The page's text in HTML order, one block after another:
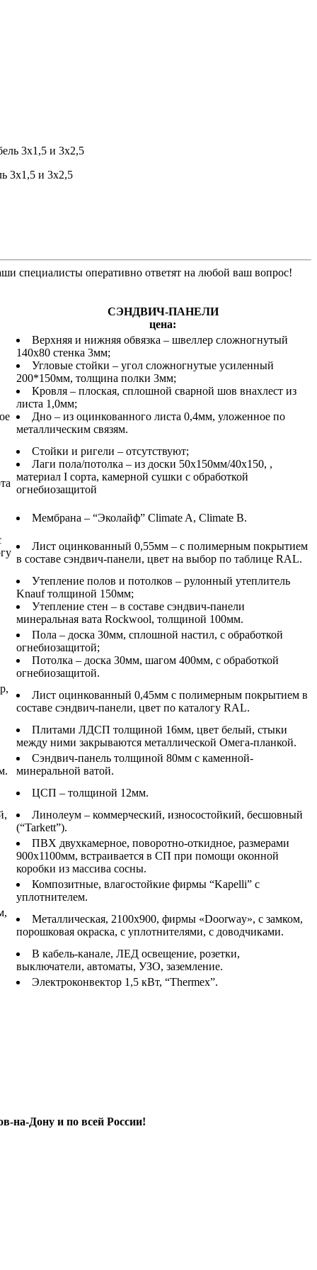
3х1,5 и 3х2,5
специалисты оперативно ответят на любой ваш вопрос!
СЭНДВИЧ-ПАНЕЛИ
цена:
Верхняя и нижняя обвязка – швеллер сложногнутый
140х80 стенка 3мм;
Угловые стойки – угол сложногнутые усиленный
200*150мм, толщина полки 3мм;
Кровля – плоская, сплошной сварной шов внахлест из
листа 1,0мм;
Дно – из оцинкованного листа 0,4мм, уложенное по
металлическим связям.
Стойки и ригели – отсутствуют;
Лаги пола/потолка – из доски 50х150мм/40х150, ,
материал I сорта, камерной сушки с обработкой
огнебиозащитой
Мембрана – “Эколайф” Climate A, Climate B.
Лист оцинкованный 0,55мм – с полимерным покрытием
в составе сэндвич-панели, цвет на выбор по таблице RAL.
Утепление полов и потолков – рулонный утеплитель
Knauf толщиной 150мм;
Утепление стен – в составе сэндвич-панели
минеральная вата Rockwool, толщиной 100мм.
Пола – доска 30мм, сплошной настил, с обработкой
огнебиозащитой;
Потолка – доска 30мм, шагом 400мм, с обработкой
огнебиозащитой.
Лист оцинкованный 0,45мм с полимерным покрытием в
составе сэндвич-панели, цвет по каталогу RAL.
Плитами ЛДСП толщиной 16мм, цвет белый, стыки
между ними закрываются металлической Омега-планкой.
Сэндвич-панель толщиной 80мм с каменной-
минеральной ватой.
ЦСП – толщиной 12мм.
Линолеум – коммерческий, износостойкий, бесшовный
(“Tarkett”).
ПВХ двухкамерное, поворотно-откидное, размерами
900х1100мм, встраивается в СП при помощи оконной
коробки из массива сосны.
Композитные, влагостойкие фирмы “Kapelli” с
уплотнителем.
Металлическая, 2100х900, фирмы «Doorway», с замком,
порошковая окраска, с уплотнителями, с доводчиками.
В кабель-канале, ЛЕД освещение, розетки,
выключатели, автоматы, УЗО, заземление.
Электроконвектор 1,5 кВт, “Thermex”.
на-Дону и по всей России!